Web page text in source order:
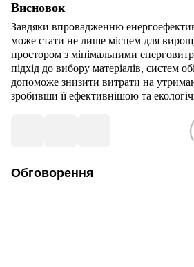
Висновок
Завдяки впровадженню
може стати не лише місцем для
простором з мінімальними
підхід до вибору матеріалів, систем
допоможе знизити витрати на
зробивши її ефективнішою та
Обговорення